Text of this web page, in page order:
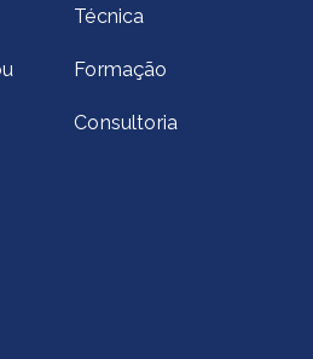
Técnica
Formação
Consultoria